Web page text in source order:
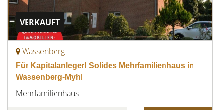
VERKAUFT
Wassenberg
Für Kapitalanleger! Solides Mehrfamilienhaus in
Wassenberg-Myhl
Mehrfamilienhaus